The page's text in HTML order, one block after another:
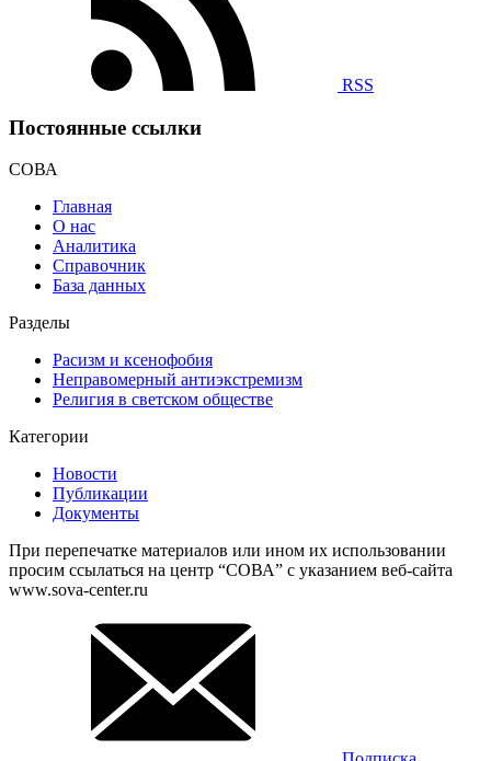
RSS
Постоянные ссылки
СОВА
Главная
О нас
Аналитика
Справочник
База данных
Разделы
Расизм и ксенофобия
Неправомерный антиэкстремизм
Религия в светском обществе
Категории
Новости
Публикации
Документы
При перепечатке материалов или ином их использовании
просим ссылаться на центр “СОВА” с указанием веб-сайта
www.sova-center.ru